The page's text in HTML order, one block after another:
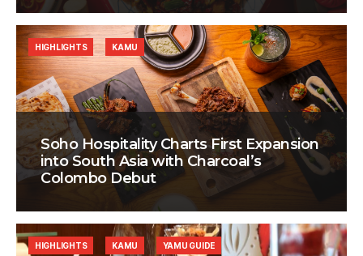
Soho Hospitality Charts First Expansion
into South Asia with Charcoal’s
Colombo Debut
HIGHLIGHTS KAMU
HIGHLIGHTS KAMU YAMU GUIDE